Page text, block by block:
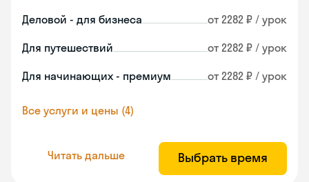
Деловой - для бизнеса от 2282 ₽ / урок
Для путешествий от 2282 ₽ / урок
Для начинающих - премиум от 2282 ₽ / урок
Все услуги и цены (4)
Читать дальше Выбрать время